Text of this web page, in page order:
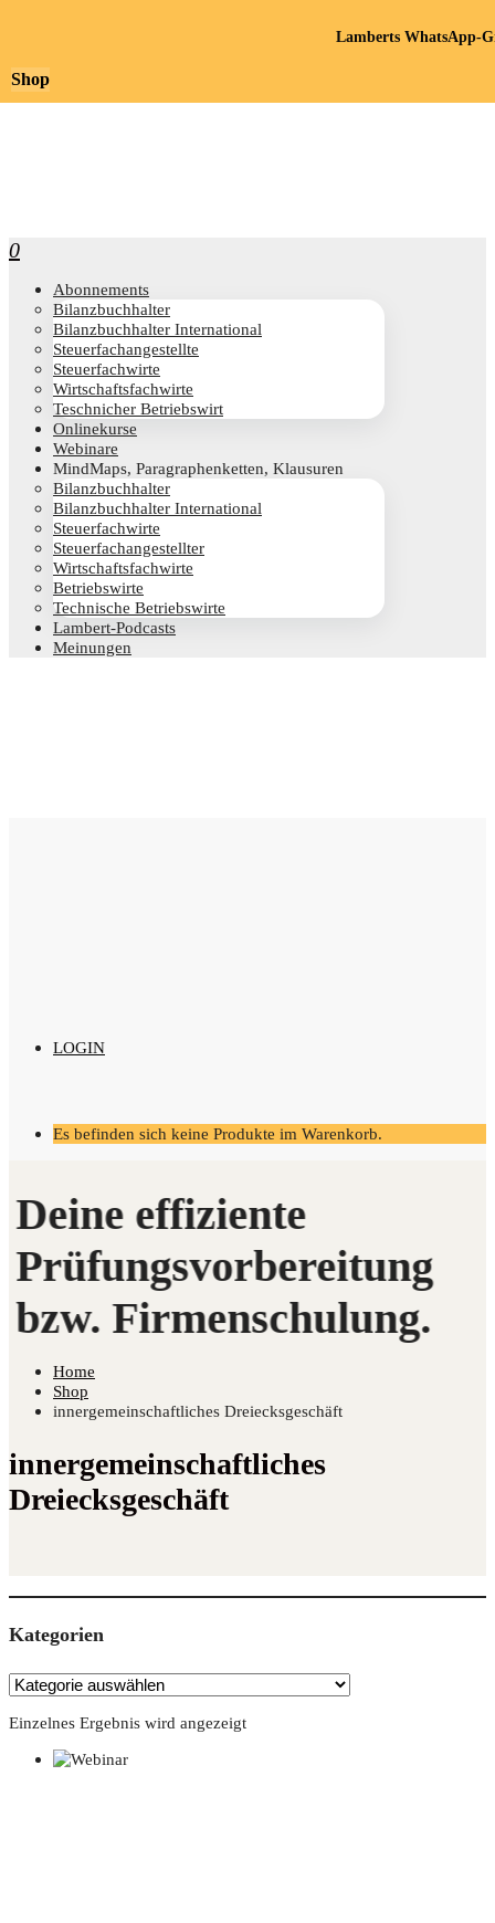
0
Abon­ne­ments
Bilanz­buch­hal­ter
Bilanz­buch­hal­ter International
Steu­er­fach­an­ge­stell­te
Steu­er­fach­wir­te
Wirt­schafts­fach­wir­te
Teschni­cher Betriebswirt
Online­kur­se
Web­i­na­re
Mind­Maps, Para­gra­phen­ket­ten, Klausuren
Bilanz­buch­hal­ter
Bilanz­buch­hal­ter International
Steu­er­fach­wir­te
Steu­er­fach­an­ge­stell­ter
Wirt­schafts­fach­wir­te
Betriebs­wir­te
Tech­ni­sche Betriebswirte
Lam­­bert-Pod­­casts
Mei­nun­gen
LOGIN
Es befinden sich keine Produkte im Warenkorb.
Home
Shop
innergemeinschaftliches Dreiecksgeschäft
innergemeinschaftliches
Dreiecksgeschäft
Kate­go­rien
Einzelnes Ergebnis wird angezeigt
Shop
Lamberts WhatsApp-